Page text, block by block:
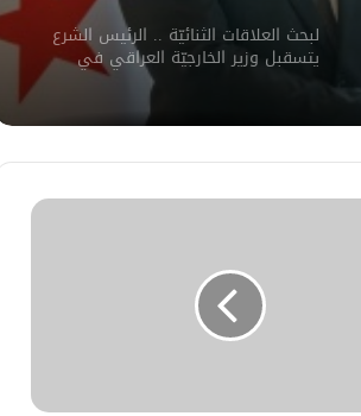
لبحث العلاقات الثنائيّة .. الرئيس الشرع
يتسقبل وزير الخارجيّة العراقي في
سوريا.. الهيئة الألمانيّة تنظم فعاليّة
القنصليّة .. أمريكا تمنح الاعتماد القنصلي
للسفارة السوريّة في واشنطن.